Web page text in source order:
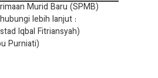
Murid Baru (SPMB)
lebih lanjut :
Iqbal Fitriansyah)
Purniati)